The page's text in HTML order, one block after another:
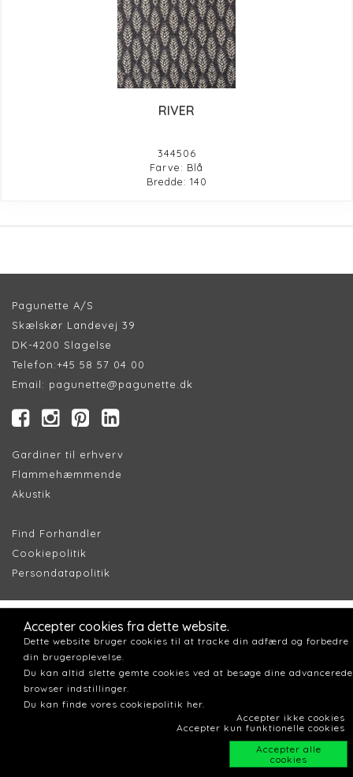
RIVER
344506
Farve: Blå
Bredde: 140
Pagunette A/S
Skælskør Landevej 39
DK-4200 Slagelse
Telefon:+45 58 57 04 00
Email: pagunette@pagunette.dk
Gardiner til erhverv
Flammehæmmende
Akustik
Find Forhandler
Cookiepolitik
Persondatapolitik
Accepter cookies fra dette website.
Dette website bruger cookies til at tracke din adfærd og forbedre
din brugeroplevelse.
Du kan altid slette gemte cookies ved at besøge dine advancerede
browser indstillinger.
Du kan finde vores cookiepolitik her.
Accepter ikke cookies
Accepter kun funktionelle cookies
Accepter alle
cookies